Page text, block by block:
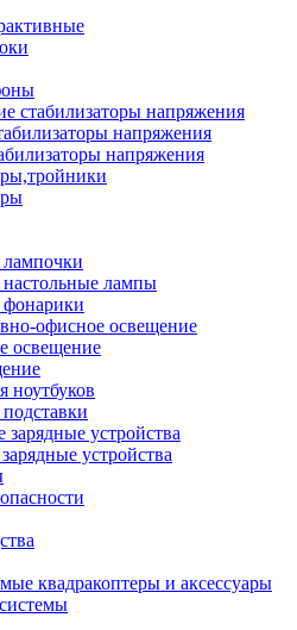
стабилизаторы напряжения
напряжения
напряжения
лампы
офисное освещение
освещение
ноутбуков
устройства
устройства
квадракоптеры и аксессуары